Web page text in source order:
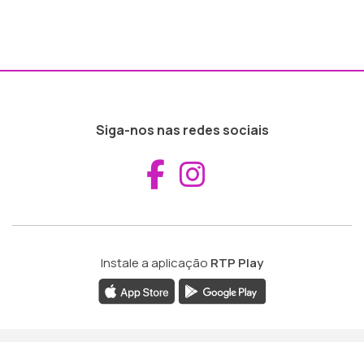
Siga-nos nas redes sociais
Aceder ao
Instale a aplicação RTP Play